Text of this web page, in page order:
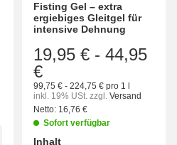
Fisting Gel – extra
ergiebiges Gleitgel für
intensive Dehnung
19,95 € - 44,95
€
99,75 € - 224,75 € pro 1 l
inkl. 19% USt. zzgl. Versand
Netto: 16,76 €
Sofort verfügbar
Inhalt